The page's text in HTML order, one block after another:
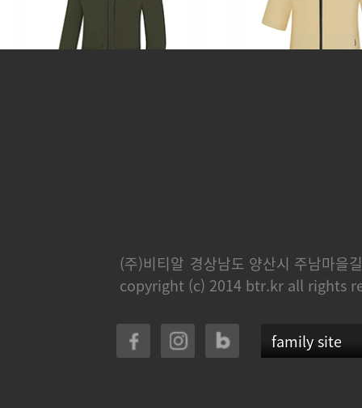
(주)비티알 경상남도 양산시 주남마을
copyright (c) 2014 btr.kr all rights
family site